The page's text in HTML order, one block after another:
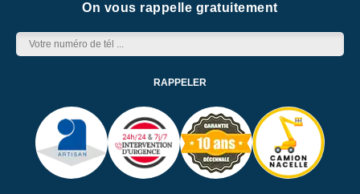
On vous rappelle gratuitement